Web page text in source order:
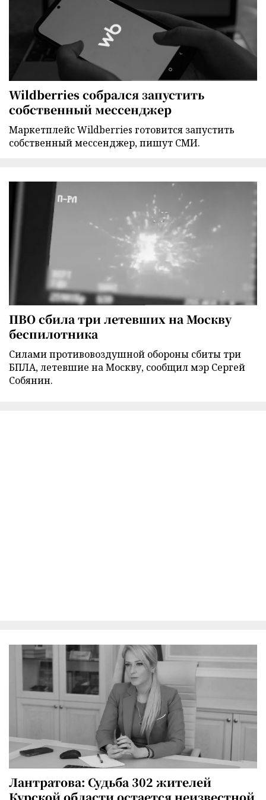
Wildberries собрался запустить
собственный мессенджер
Маркетплейс Wildberries готовится запустить
собственный мессенджер, пишут СМИ.
ПВО сбила три летевших на Москву
беспилотника
Силами противовоздушной обороны сбиты три
БПЛА, летевшие на Москву, сообщил мэр Сергей
Собянин.
Лантратова: Судьба 302 жителей
Курской области остается неизвестной